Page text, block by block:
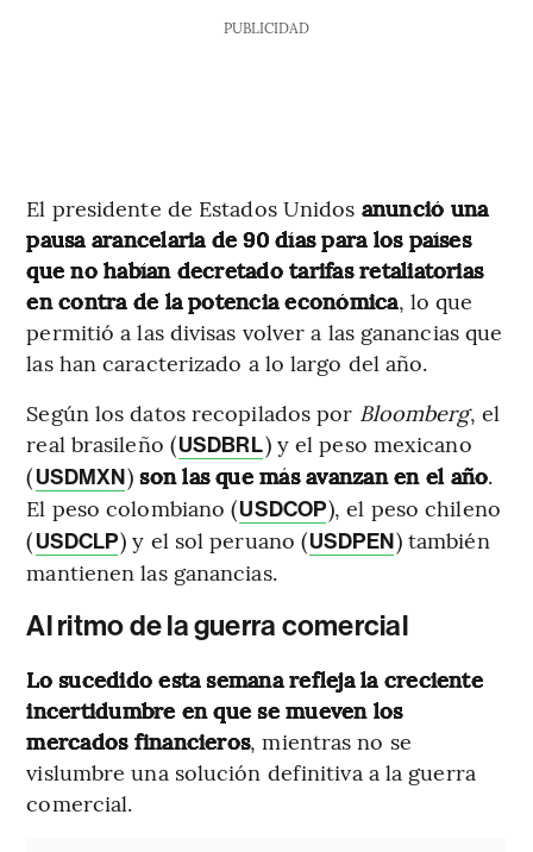
PUBLICIDAD
El presidente de Estados Unidos anunció una
pausa arancelaria de 90 días para los países
que no habían decretado tarifas retaliatorias
en contra de la potencia económica, lo que
permitió a las divisas volver a las ganancias que
las han caracterizado a lo largo del año.
Según los datos recopilados por Bloomberg, el
real brasileño (USDBRL) y el peso mexicano
(USDMXN)son las que más avanzan en el año.
El peso colombiano (USDCOP), el peso chileno
(USDCLP) y el sol peruano (USDPEN) también
mantienen las ganancias.
Al ritmo de la guerra comercial
Lo sucedido esta semana refleja la creciente
incertidumbre en que se mueven los
mercados financieros, mientras no se
vislumbre una solución definitiva a la guerra
comercial.